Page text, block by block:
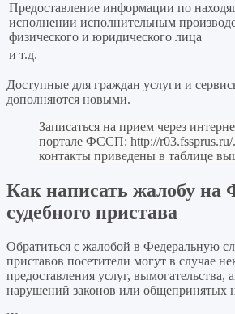
Предоставление информации по
исполнении исполнительным
физического и юридического лица
и т.д.
Доступные для граждан услуги и
дополняются новыми.
Записаться на прием через
портале ФССП: http://r03.fssprus.ru/
контакты приведены в таблице
Как написать жалобу на
судебного пристава
Обратиться с жалобой в Федеральную
приставов посетители могут в случае
предоставления услуг, вымогательства,
нарушений законов или общепринятых